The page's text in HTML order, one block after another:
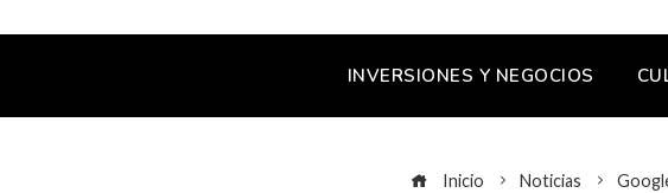
INVERSIONES Y NEGOCIOS
Inicio Noticias